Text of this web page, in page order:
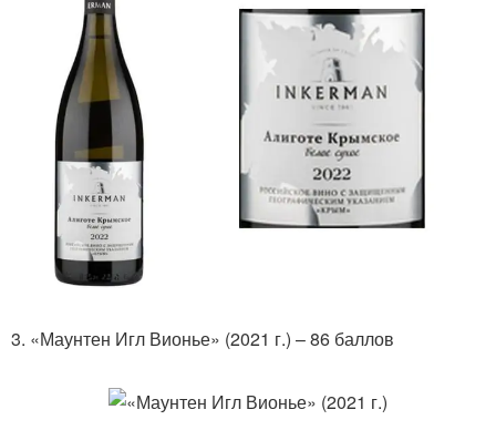
3. «Маунтен Игл Вионье» (2021 г.) – 86 баллов